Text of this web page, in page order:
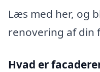
Læs med her, og
renovering af din
Hvad er